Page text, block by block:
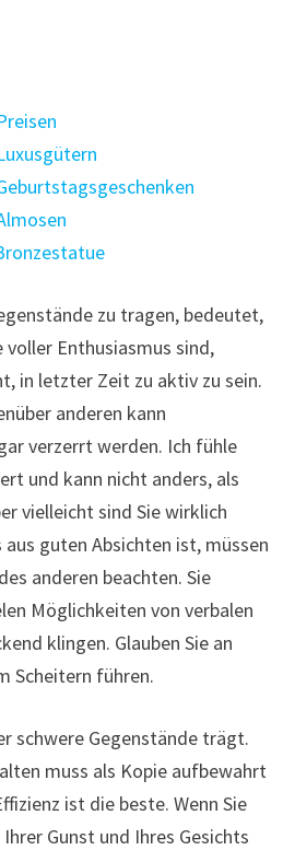
zu tragen, bedeutet,
voller Enthusiasmus sind,
in letzter Zeit zu aktiv zu sein.
anderen kann
verzerrt werden. Ich fühle
und kann nicht anders, als
vielleicht sind Sie wirklich
guten Absichten ist, müssen
anderen beachten. Sie
Möglichkeiten von verbalen
klingen. Glauben Sie an
Scheitern führen.
schwere Gegenstände trägt.
muss als Kopie aufbewahrt
ist die beste. Wenn Sie
Gunst und Ihres Gesichts